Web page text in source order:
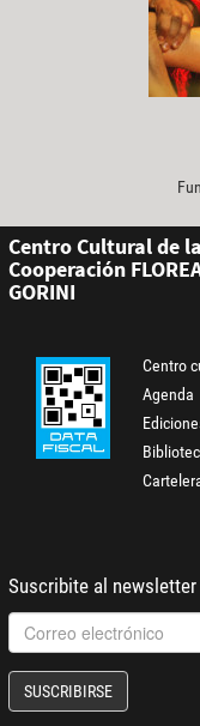
Centro Cultural de la
Cooperación
GORINI
Centro
Agenda
Suscribite al newsletter
SUSCRIBIRSE